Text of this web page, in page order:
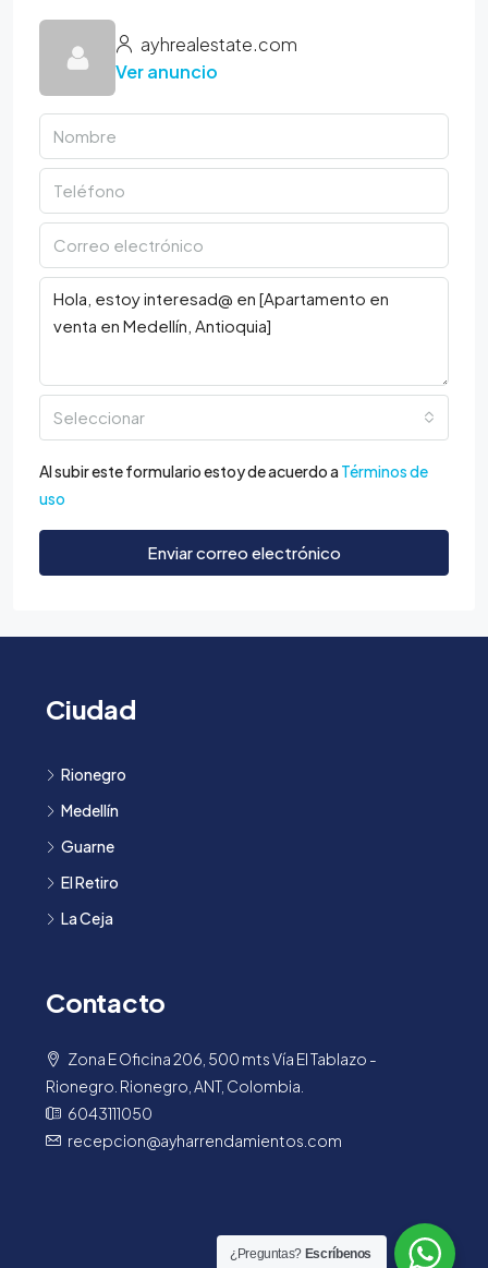
ayhrealestate.com
Ver anuncio
Seleccionar
Al subir este formulario estoy de acuerdo a Términos de
uso
Enviar correo electrónico
Ciudad
Rionegro
Medellín
Guarne
El Retiro
La Ceja
Contacto
Zona E Oficina 206, 500 mts Vía El Tablazo -
Rionegro. Rionegro, ANT, Colombia.
6043111050
recepcion@ayharrendamientos.com
¿Preguntas? Escríbenos